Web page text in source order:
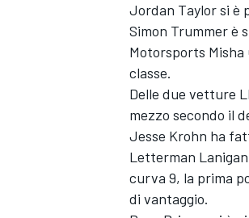
Jordan Taylor si è
Simon Trummer è
Motorsports Misha
classe.
Delle due vetture
mezzo secondo il
Jesse Krohn ha
Letterman
curva 9, la prima
di vantaggio.